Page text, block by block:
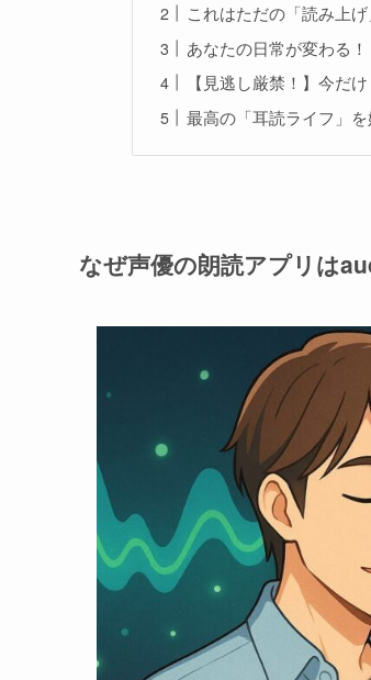
これはただの「読み上
あなたの日常が変わる
【見逃し厳禁！】今だ
最高の「耳読ライフ」を
なぜ声優の朗読アプリは